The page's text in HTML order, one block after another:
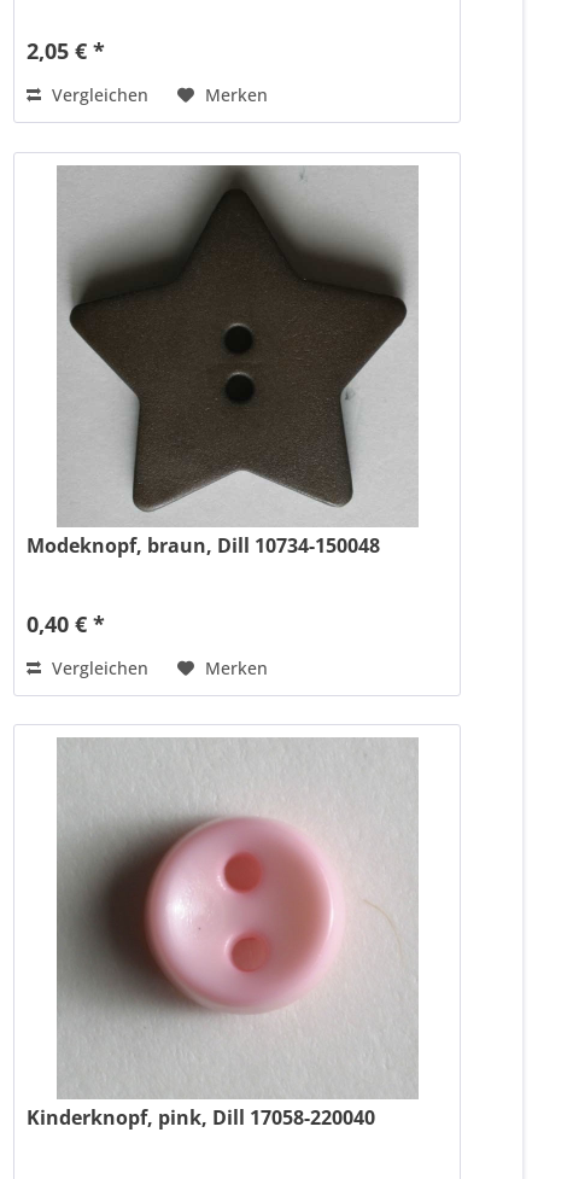
2,05 € *
Vergleichen Merken
Modeknopf, braun, Dill 10734-150048
0,40 € *
Vergleichen Merken
Kinderknopf, pink, Dill 17058-220040